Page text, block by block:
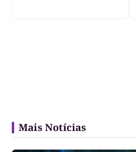
Mais Notícias